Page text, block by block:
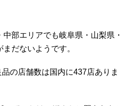
部エリアでも岐阜県・山梨県・
だないようです。
の店舗数は国内に437店ありま